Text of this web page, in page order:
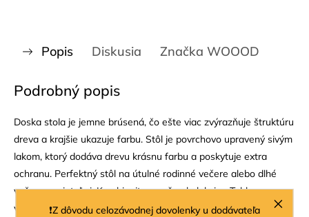
❗Z dôvodu celozávodnej dovolenky u dodávateľa
Popis Diskusia Značka WOOOD
Podrobný popis
Doska stola je jemne brúsená, čo ešte viac zvýrazňuje štruktúru
dreva a krajšie ukazuje farbu. Stôl je povrchovo upravený sivým
lakom, ktorý dodáva drevu krásnu farbu a poskytuje extra
ochranu. Perfektný stôl na útulné rodinné večere alebo dlhé
večere s priateľmi. Kombinujte s našou kolekciou Tablo a
vytvorte si stôl svojich snov! Materiál Dub sa vyznačuje